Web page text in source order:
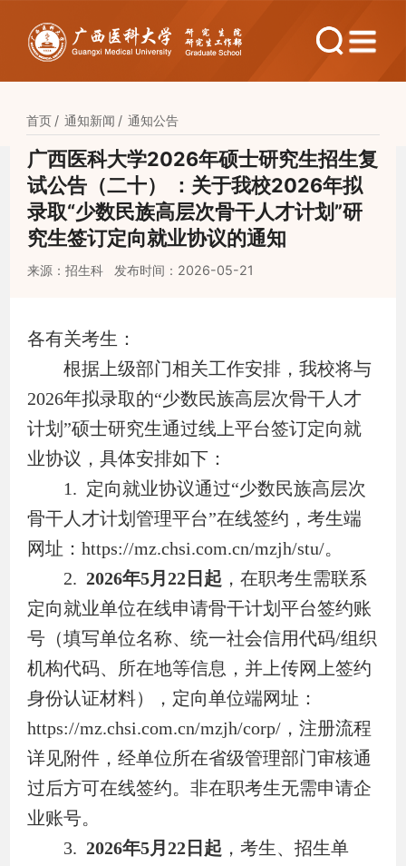
首页 通知新闻 通知公告
广西医科大学2026年硕士研究生招生复
试公告（二十） ：关于我校2026年拟
录取“少数民族高层次骨干人才计划”研
究生签订定向就业协议的通知
来源：招生科 发布时间：2026-05-21
各有关考生：
根据 上级部门相关工作安排，我校将与
2026年拟录取的“少数民族高层次骨干人才
计划”硕士研究生通过线上平台签订定向就
业协议，具体安排如下：
1. 定向就业协议通过“少数民族高层次
骨干人才计划管理平台”在线签约，考生端
网址：https://mz.chsi.com.cn/mzjh/stu/。
2. 2026年5月22 日起 ，在职考生需联系
定向就业单位在线申请骨干计划平台签约账
号（填写单位名称、统一社会信用代码/组织
机构代码、所在地等信息，并上传网上签约
身份认证材料），定向单位端网址：
https://mz.chsi.com.cn/mzjh/corp/ ，注册流程
详见附件，经单位所在省级管理部门审核通
过后方可在线签约。非在职考生无需申请企
业账号。
3. 2026年5月22 日起 ，考生、招生单